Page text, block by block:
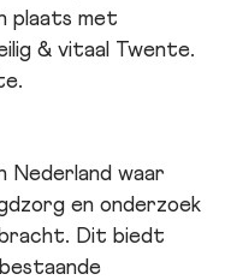
plaats met
& vitaal Twente.
Nederland waar
en onderzoek
Dit biedt